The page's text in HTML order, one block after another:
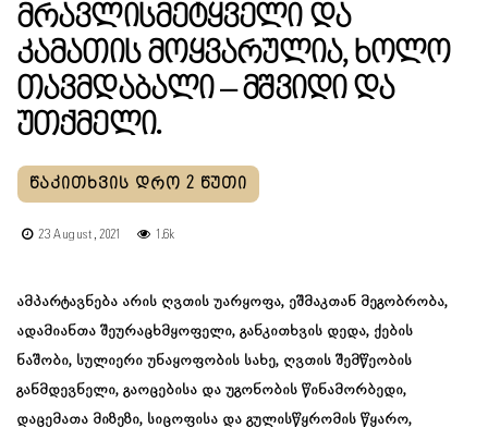
Მრავლისმეტყველი Და
Კამათის Მოყვარულია, Ხოლო
Თავმდაბალი – Მშვიდი Და
Უთქმელი.
23 August, 2021 1.6k
ამპარტავნება არის ღვთის უარყოფა, ეშმაკთან მეგობრობა,
ადამიანთა შეურაცხმყოფელი, განკითხვის დედა, ქების
ნაშობი, სულიერი უნაყოფობის სახე, ღვთის შემწეობის
განმდევნელი, გაოცებისა და უგონობის წინამორბედი,
დაცემათა მიზეზი, სიცოფისა და გულისწყრომის წყარო,